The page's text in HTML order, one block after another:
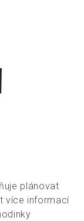
plánovat
více informací